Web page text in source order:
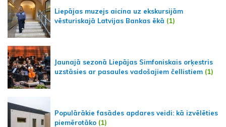
Liepājas muzejs aicina uz ekskursijām
vēsturiskajā Latvijas Bankas ēkā (1)
Jaunajā sezonā Liepājas Simfoniskais orķestris
uzstāsies ar pasaules vadošajiem čellistiem (1)
Populārākie fasādes apdares veidi: kā izvēlēties
piemērotāko (1)